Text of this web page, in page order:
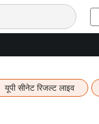
यूपी सीनेट रिजल्ट लाइव